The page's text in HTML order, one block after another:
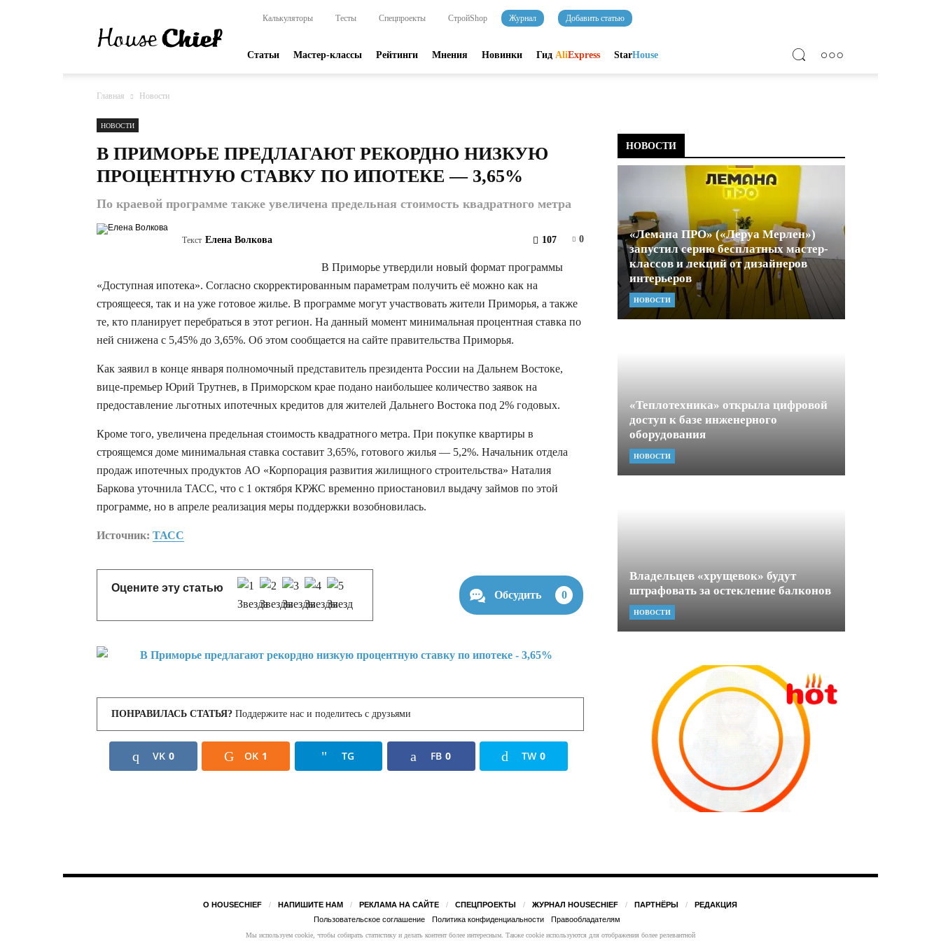
online-
издание
мастеров
Калькуляторы Тесты Спецпроекты СтройShop Журнал Добавить статью
Статьи Мастер-классы Рейтинги Мнения Новинки Гид AliExpress StarHouse
Главная Новости
НОВОСТИ
В ПРИМОРЬЕ ПРЕДЛАГАЮТ РЕКОРДНО НИЗКУЮ
ПРОЦЕНТНУЮ СТАВКУ ПО ИПОТЕКЕ — 3,65%
По краевой программе также увеличена предельная стоимость квадратного метра
Текст Елена Волкова 0
107
В Приморье утвердили новый формат программы
«Доступная ипотека». Согласно скорректированным параметрам получить её можно как на
строящееся, так и на уже готовое жилье. В программе могут участвовать жители Приморья, а также
те, кто планирует перебраться в этот регион. На данный момент минимальная процентная ставка по
ней снижена с 5,45% до 3,65%. Об этом сообщается на сайте правительства Приморья.
Как заявил в конце января полномочный представитель президента России на Дальнем Востоке,
вице-премьер Юрий Трутнев, в Приморском крае подано наибольшее количество заявок на
предоставление льготных ипотечных кредитов для жителей Дальнего Востока под 2% годовых.
Кроме того, увеличена предельная стоимость квадратного метра. При покупке квартиры в
строящемся доме минимальная ставка составит 3,65%, готового жилья — 5,2%. Начальник отдела
продаж ипотечных продуктов АО «Корпорация развития жилищного строительства» Наталия
Баркова уточнила ТАСС, что с 1 октября КРЖС временно приостановил выдачу займов по этой
программе, но в апреле реализация меры поддержки возобновилась.
Источник: ТАСС
Оцените эту статью
Обсудить 0
ПОНРАВИЛАСЬ СТАТЬЯ? Поддержите нас и поделитесь с друзьями
VK 0 OK 1 TG FB 0 TW 0
НОВОСТИ
«Лемана ПРО» («Леруа Мерлен»)
запустил серию бесплатных мастер-
классов и лекций от дизайнеров
интерьеров
НОВОСТИ
«Теплотехника» открыла цифровой
доступ к базе инженерного
оборудования
НОВОСТИ
Владельцев «хрущевок» будут
штрафовать за остекление балконов
НОВОСТИ
О HOUSECHIEF НАПИШИТЕ НАМ РЕКЛАМА НА САЙТЕ СПЕЦПРОЕКТЫ ЖУРНАЛ HOUSECHIEF ПАРТНЁРЫ
РЕДАКЦИЯ
Пользовательское соглашение
Политика конфиденциальности Правообладателям
Мы используем cookie, чтобы собирать статистику и делать контент более интересным. Также cookie используются для отображения более релевантной